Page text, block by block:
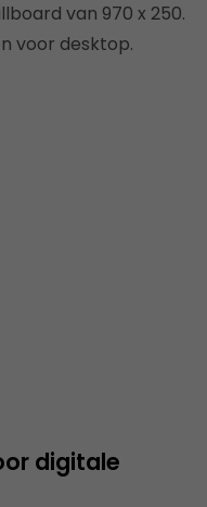
van 970 x 250.
voor desktop.
digitale